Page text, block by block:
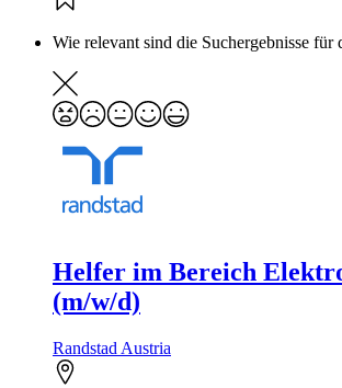
Wie relevant sind die Suchergebnisse für
Helfer im Bereich
(m/w/d)
Randstad Austria